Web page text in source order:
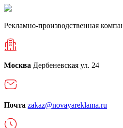
Рекламно-производственная
Москва Дербеневская ул. 24
Почта zakaz@novayareklama.ru